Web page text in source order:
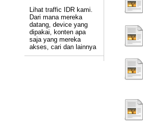
Lihat traffic IDR kami.
Dari mana mereka
datang, device yang
dipakai, konten apa
saja yang mereka
akses, cari dan lainnya